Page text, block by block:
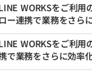
WORKSをご利用
ー連携で業務をさら
WORKSをご利用
で業務をさらに効率